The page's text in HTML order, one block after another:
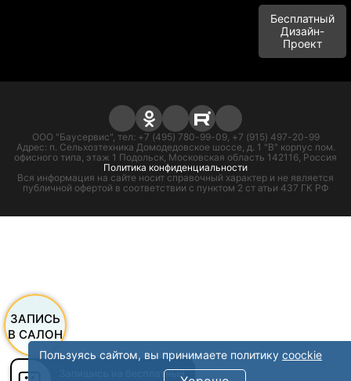
Бесплатный
Дизайн-
Проект
ООО "Баусервис", тел: +7 (495) 780-99-09, +7 (915) 497-20-99
Адрес: п. Сельхозтехника Домодедовское шоссе, д. 1 "В" корпус пом.
офисного типа, этаж 1 Подольск, Московская область 142116, Россия
Политика конфиденциальности
Вся информация на сайте носит справочный характер и не является
публичной офертой в соответствии с пунктом 2 ст атьи 437 ГК РФ
ЗАПИСЬ
В САЛОН
Пользуясь сайтом, вы принимаете политикуcoockie